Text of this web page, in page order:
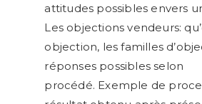
attitudes possibles envers
Les objections vendeurs:
objection, les familles
réponses possibles selon
procédé. Exemple de